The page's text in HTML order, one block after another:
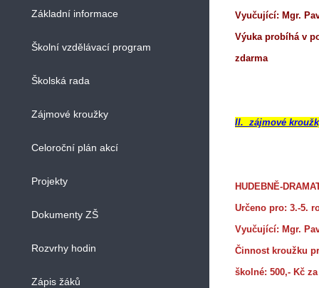
Základní informace
Školní vzdělávací program
Školská rada
Zájmové kroužky
Celoroční plán akcí
Projekty
Dokumenty ZŠ
Rozvrhy hodin
Zápis žáků
Vyučující: Mgr.
Výuka probíhá v
zdarma
II. zájmové
HUDEBNĚ-
Určeno pro: 3.-5.
Vyučující: Mgr.
Činnost kroužku
školné: 500,- Kč